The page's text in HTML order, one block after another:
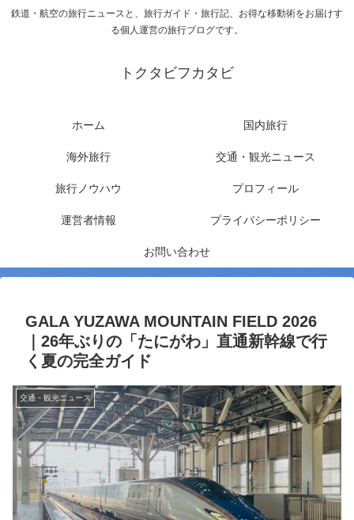
鉄道・航空の旅行ニュースと、旅行ガイド・旅行記、お得な移動術をお届けす
る個人運営の旅行ブログです。
トクタビフカタビ
ホーム 国内旅行
海外旅行 交通・観光ニュース
旅行ノウハウ プロフィール
運営者情報 プライバシーポリシー
お問い合わせ
GALA YUZAWA MOUNTAIN FIELD 2026
｜26年ぶりの「たにがわ」直通新幹線で行
く夏の完全ガイド
交通・観光ニュース